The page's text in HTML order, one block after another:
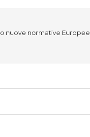
nuove normative Europee